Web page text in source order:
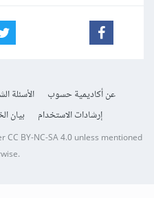
عن أكاديمية حسوب الأسئلة
إرشادات الاستخدام
بيان
CC BY-NC-SA 4.0unless mentioned